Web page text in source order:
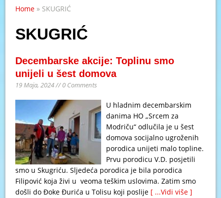
Хвала нашим волонтерима – они су срце
организације (ФОТО)
Хуманитарна помоћ уручена у Толиси и
Крчевљанима (ФОТО)
Помоћ стигла на три адресе у Копривни
(ФОТО)
Aci Periću iz Skugrića treba pomoć da se
izliječi
Home » SKUGRIĆ
SKUGRIĆ
Decembarske akcije: Toplinu smo
unijeli u šest domova
19 Maja, 2024 // 0 Comments
U hladnim decembarskim
danima HO „Srcem za
Modriču“ odlučila je u šest
domova socijalno ugroženih
porodica unijeti malo topline.
Prvu porodicu V.D. posjetili
smo u Skugriću. Sljedeća porodica je bila porodica
Filipović koja živi u veoma teškim uslovima. Zatim smo
došli do Đoke Đurića u Tolisu koji poslije [ ...Vidi više ]